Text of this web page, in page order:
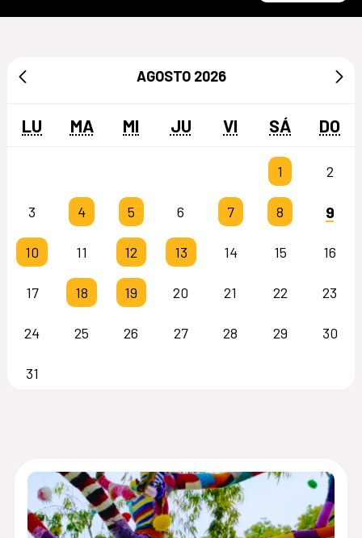
AGOSTO 2026
LU MA MI JU VI SÁ DO
1 2
3 4 5 6 7 8 9
10 11 12 13 14 15 16
17 18 19 20 21 22 23
24 25 26 27 28 29 30
31